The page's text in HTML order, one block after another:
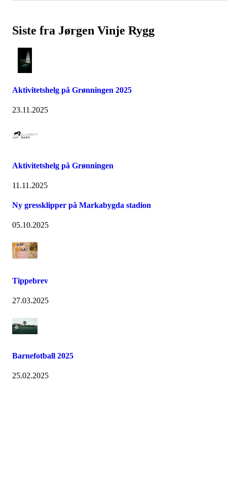
Siste fra Jørgen Vinje Rygg
Aktivitetshelg på Grønningen 2025
23.11.2025
Aktivitetshelg på Grønningen
11.11.2025
Ny gressklipper på Markabygda stadion
05.10.2025
Tippebrev
27.03.2025
Barnefotball 2025
25.02.2025